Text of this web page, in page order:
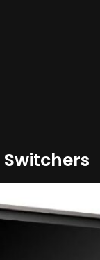
Switchers